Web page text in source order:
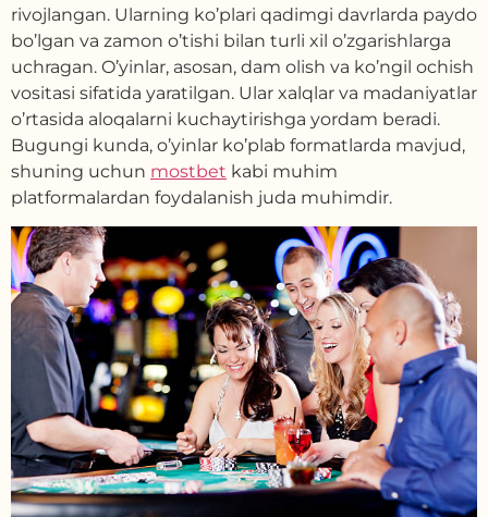
rivojlangan. Ularning ko’plari qadimgi davrlarda paydo
bo’lgan va zamon o’tishi bilan turli xil o’zgarishlarga
uchragan. O’yinlar, asosan, dam olish va ko’ngil ochish
vositasi sifatida yaratilgan. Ular xalqlar va madaniyatlar
o’rtasida aloqalarni kuchaytirishga yordam beradi.
Bugungi kunda, o’yinlar ko’plab formatlarda mavjud,
shuning uchun mostbet kabi muhim
platformalardan foydalanish juda muhimdir.